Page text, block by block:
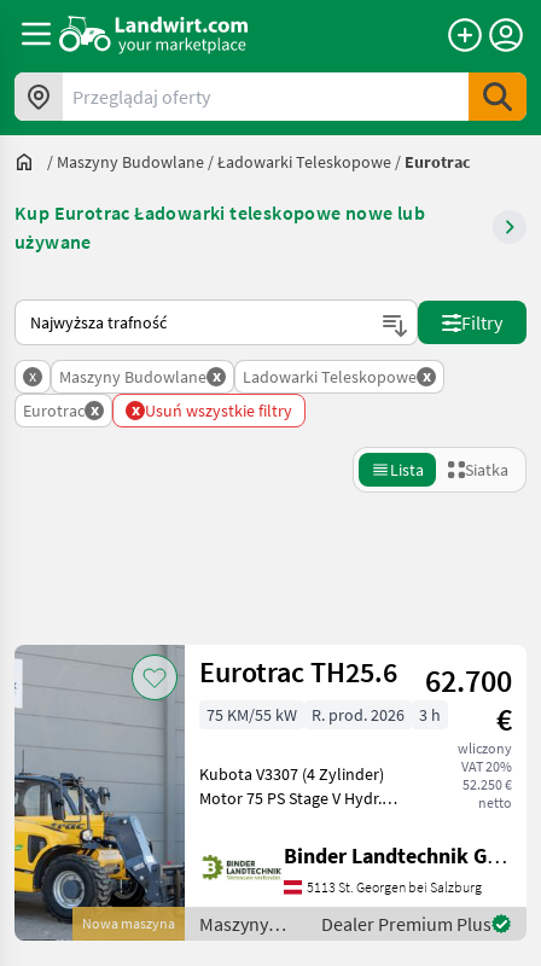
Przeglądaj oferty
/ Maszyny Budowlane /Ładowarki Teleskopowe / Eurotrac
Kup Eurotrac Ładowarki teleskopowe nowe lub
używane
Tak sortuje się na Landwirt.com
Filtry
x Maszyny Budowlane x Ladowarki Teleskopowe x
Eurotrac x x Usuń wszystkie filtry
Lista Siatka
Kategoria 4 Kraj Filtry
AKTUALNA
ŚCIEŻKA
technika
budowlana
Maszyny
Budowlane
Ladowarki
Teleskopowe
wyników
Nowa maszyna
Eurotrac TH25.6
62.700
€
wliczony
VAT 20%
52.250 €
netto
75 KM/55 kW R. prod. 2026 3 h
Kubota V3307 (4 Zylinder)
Motor 75 PS Stage V Hydr.
Aufnahme Bereifung: 12×16,
5 NHS 4×4 Allradantrieb
und 4-Rad-Lenkung
zusätzliche Hy
Binder Landtechnik GmbH & CoKG
5113 St. Georgen bei Salzburg
Maszyny
budowlane /
Dealer Premium Plus